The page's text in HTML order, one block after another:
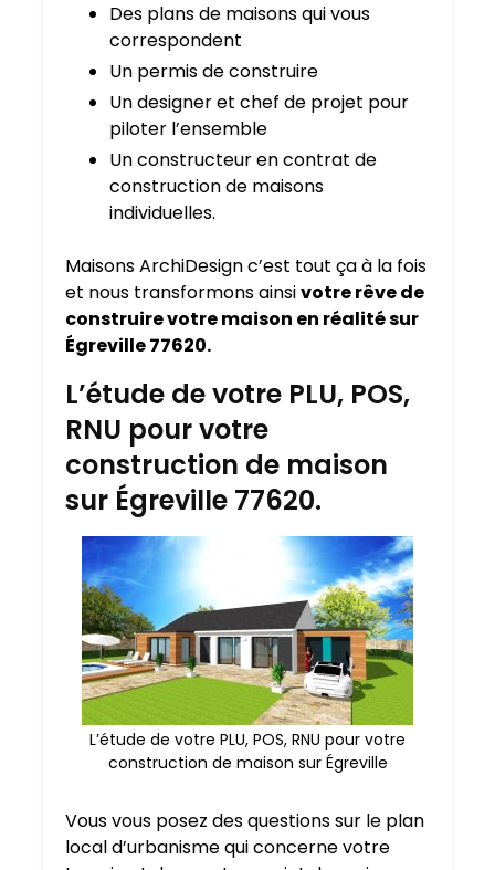
Des plans de maisons qui vous
correspondent
Un permis de construire
Un designer et chef de projet pour
piloter l’ensemble
Un constructeur en contrat de
construction de maisons
individuelles.
Maisons ArchiDesign c’est tout ça à la fois
et nous transformons ainsivotre rêve de
construire votre maison en réalité sur
Égreville 77620.
L’étude de votre PLU, POS,
RNU pour votre
construction de maison
sur Égreville 77620.
L’étude de votre PLU, POS, RNU pour votre
construction de maison sur Égreville
Vous vous posez des questions sur le plan
local d’urbanisme qui concerne votre